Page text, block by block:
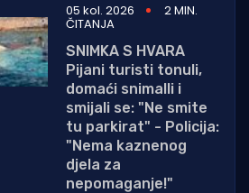
05 kol. 2026 2 MIN.
ČITANJA
SNIMKA S HVARA
Pijani turisti tonuli,
domaći snimalli i
smijali se: "Ne smite
tu parkirat" - Policija:
"Nema kaznenog
djela za
nepomaganje!"